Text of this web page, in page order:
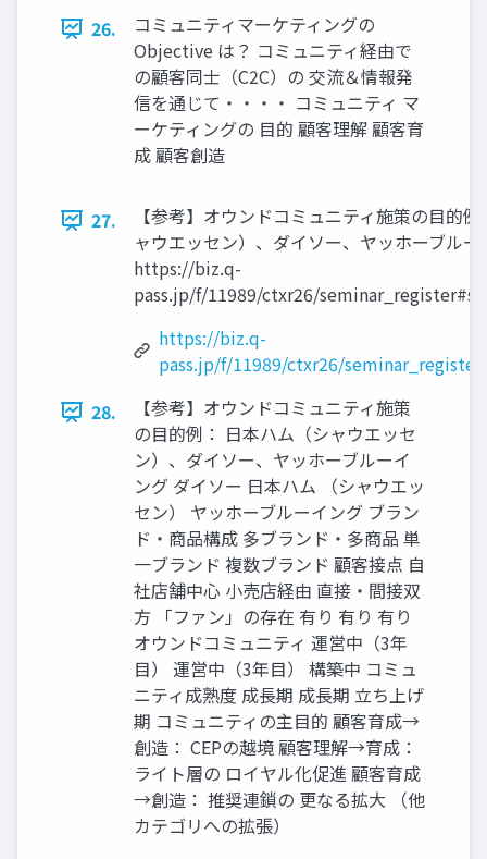
26.
コミュニティマーケティングの
Objective は？ コミュニティ経由で
の顧客同士（C2C）の 交流＆情報発
信を通じて・・・・ コミュニティ マ
ーケティングの 目的 顧客理解 顧客育
成 顧客創造
27.
【参考】オウンドコミュニティ施策の目的
ャウエッセン）、ダイソー、ヤッホーブルー
https://biz.q-
pass.jp/f/11989/ctxr26/
https://biz.q-
pass.jp/f/11989/ctxr26/
28.
【参考】オウンドコミュニティ施策
の目的例： 日本ハム（シャウエッセ
ン）、ダイソー、ヤッホーブルーイ
ング ダイソー 日本ハム （シャウエッ
セン） ヤッホーブルーイング ブラン
ド・商品構成 多ブランド・多商品 単
一ブランド 複数ブランド 顧客接点 自
社店舗中心 小売店経由 直接・間接双
方 「ファン」の存在 有り 有り 有り
オウンドコミュニティ 運営中（3年
目） 運営中（3年目） 構築中 コミュ
ニティ成熟度 成長期 成長期 立ち上げ
期 コミュニティの主目的 顧客育成→
創造： CEPの越境 顧客理解→育成：
ライト層の ロイヤル化促進 顧客育成
→創造： 推奨連鎖の 更なる拡大 （他
カテゴリへの拡張）